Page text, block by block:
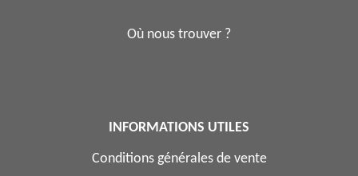
Où nous trouver ?
INFORMATIONS UTILES
Conditions générales de vente